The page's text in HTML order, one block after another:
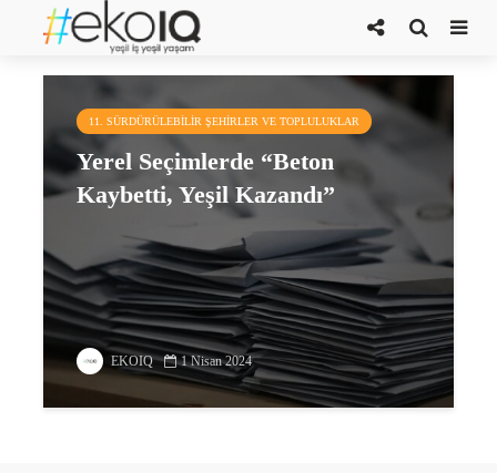
DEM
11. SÜRDÜRÜLEBILIR ŞEHIRLER VE TOPLULUKLAR
Yerel Seçimlerde “Beton
Kaybetti, Yeşil Kazandı”
EKOIQ 1 Nisan 2024